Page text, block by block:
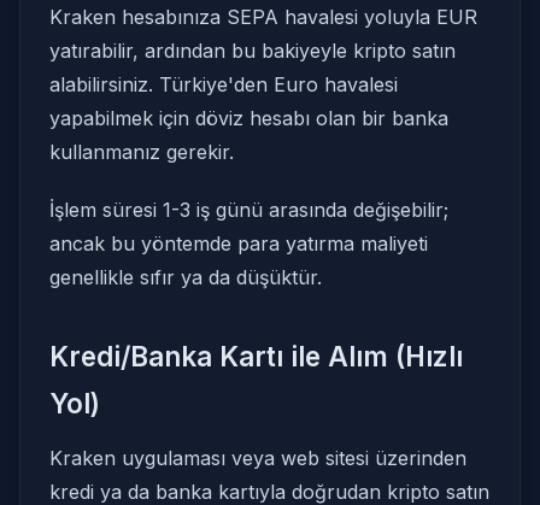
Kraken hesabınıza SEPA havalesi yoluyla EUR
yatırabilir, ardından bu bakiyeyle kripto satın
alabilirsiniz. Türkiye'den Euro havalesi
yapabilmek için döviz hesabı olan bir banka
kullanmanız gerekir.
İşlem süresi 1-3 iş günü arasında değişebilir;
ancak bu yöntemde para yatırma maliyeti
genellikle sıfır ya da düşüktür.
Kredi/Banka Kartı ile Alım (Hızlı
Yol)
Kraken uygulaması veya web sitesi üzerinden
kredi ya da banka kartıyla doğrudan kripto satın